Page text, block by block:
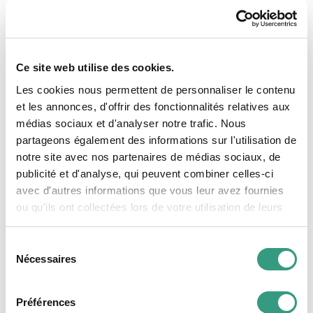
Ce site web utilise des cookies.
Les cookies nous permettent de personnaliser le contenu
et les annonces, d'offrir des fonctionnalités relatives aux
médias sociaux et d'analyser notre trafic. Nous
partageons également des informations sur l'utilisation de
notre site avec nos partenaires de médias sociaux, de
publicité et d'analyse, qui peuvent combiner celles-ci
avec d'autres informations que vous leur avez fournies
ou qu'ils ont collectées lors de votre utilisation de leurs
services.
Nécessaires
Préférences
répartition du statut serait choisie par soi-
même et non par les autorités », explique
évolutions et les besoins qui en découleraient
et de déjà lancer une discussion sur les
solutions possibles car, pour l’instant, il serait
encore trop tôt pour un tel statut. Selon Marco
Salvi, il n’y a pas encore urgence: « Les efforts
et les complications d’une introduction sont
actuellement plus importants que son utilité ».
Néanmoins, si l’évolution de la pluriactivité
nouveaux besoins.